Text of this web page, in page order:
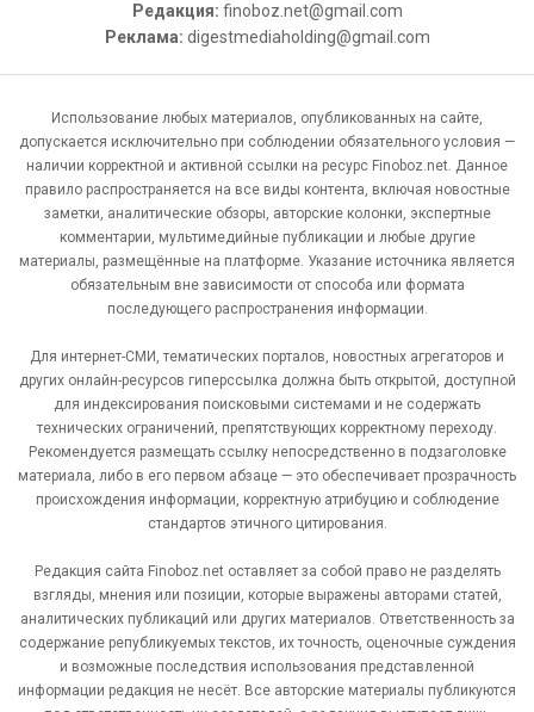
Редакция: finoboz.net@gmail.com
Реклама: digestmediaholding@gmail.com
Использование любых материалов, опубликованных на сайте,
допускается исключительно при соблюдении обязательного условия —
наличии корректной и активной ссылки на ресурс Finoboz.net. Данное
правило распространяется на все виды контента, включая новостные
заметки, аналитические обзоры, авторские колонки, экспертные
комментарии, мультимедийные публикации и любые другие
материалы, размещённые на платформе. Указание источника является
обязательным вне зависимости от способа или формата
последующего распространения информации.
Для интернет-СМИ, тематических порталов, новостных агрегаторов и
других онлайн-ресурсов гиперссылка должна быть открытой, доступной
для индексирования поисковыми системами и не содержать
технических ограничений, препятствующих корректному переходу.
Рекомендуется размещать ссылку непосредственно в подзаголовке
материала, либо в его первом абзаце — это обеспечивает прозрачность
происхождения информации, корректную атрибуцию и соблюдение
стандартов этичного цитирования.
Редакция сайта Finoboz.net оставляет за собой право не разделять
взгляды, мнения или позиции, которые выражены авторами статей,
аналитических публикаций или других материалов. Ответственность за
содержание републикуемых текстов, их точность, оценочные суждения
и возможные последствия использования представленной
информации редакция не несёт. Все авторские материалы публикуются